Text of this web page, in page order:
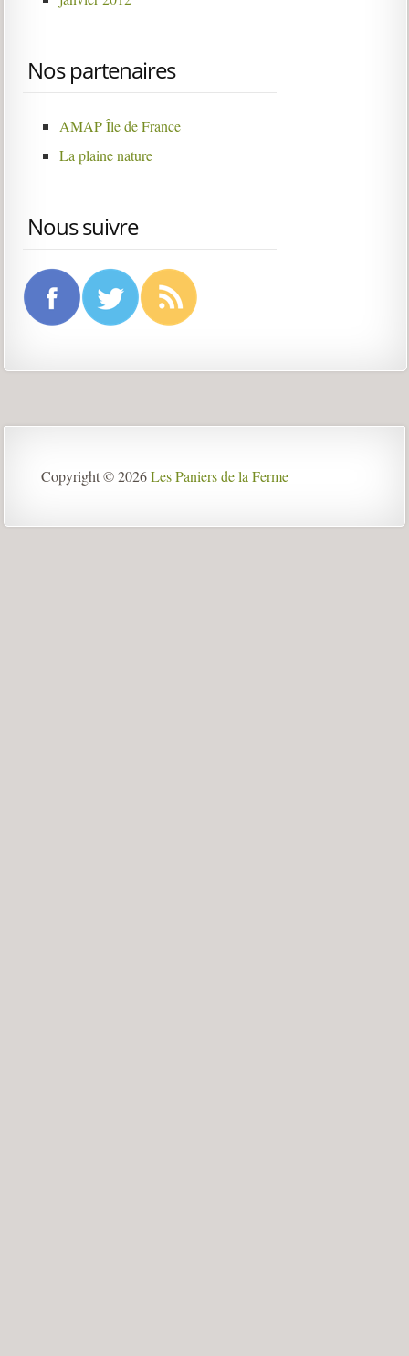
Nos partenaires
AMAP Île de France
La plaine nature
Nous suivre
Copyright © 2026Les Paniers de la Ferme